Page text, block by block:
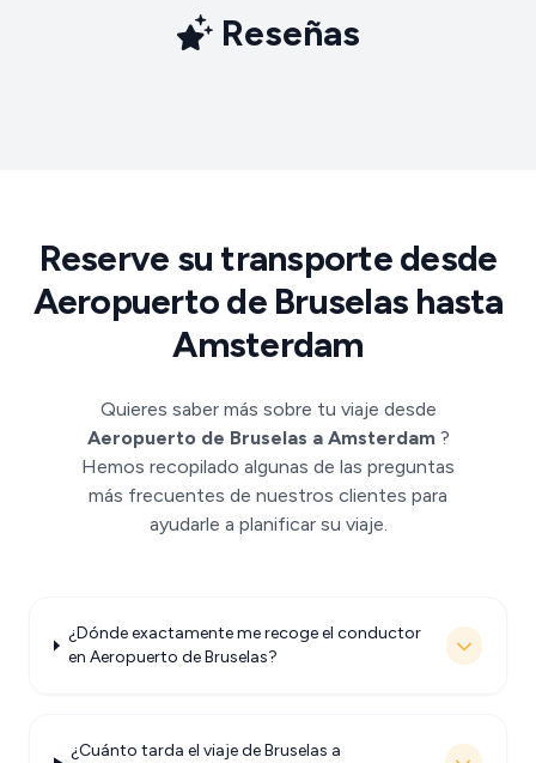
Reseñas
Reserve su transporte desde
Aeropuerto de Bruselas hasta
Amsterdam
Quieres saber más sobre tu viaje desde
Aeropuerto de Bruselas a Amsterdam ?
Hemos recopilado algunas de las preguntas
más frecuentes de nuestros clientes para
ayudarle a planificar su viaje.
¿Dónde exactamente me recoge el conductor
en Aeropuerto de Bruselas?
¿Cuánto tarda el viaje de Bruselas a